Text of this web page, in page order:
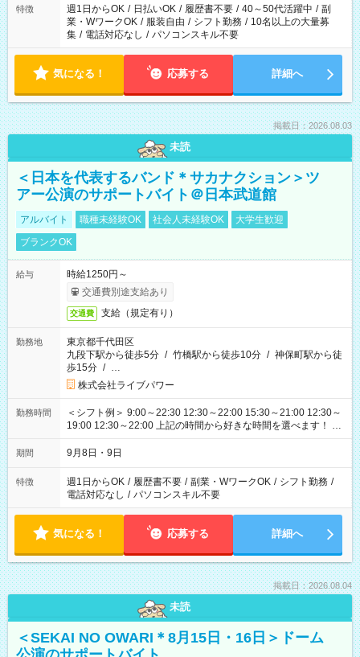
特徴 週1日からOK / 日払いOK / 履歴書不要 / 40～50代活躍中 / 副
業・WワークOK / 服装自由 / シフト勤務 / 10名以上の大量募
集 / 電話対応なし / パソコンスキル不要
気になる！ 応募する 詳細へ
掲載日：2026.08.03
未読
＜日本を代表するバンド＊サカナクション＞ツ
アー公演のサポートバイト＠日本武道館
アルバイト 職種未経験OK 社会人未経験OK
大学生歓迎
ブランクOK
給与
時給1250円～
交通費別途支給あり
交通費 支給（規定有り）
勤務地
東京都千代田区
九段下駅から徒歩5分 / 竹橋駅から徒歩10分 / 神保町駅から徒
歩15分 / …
株式会社ライブパワー
勤務時間
＜シフト例＞ 9:00～22:30 12:30～22:00 15:30～21:00 12:30～
19:00 12:30～22:00 上記の時間から好きな時間を選べます！ ※
時間は変更となる可能性があります
期間 9月8日・9日
特徴 週1日からOK / 履歴書不要 / 副業・WワークOK / シフト勤務 /
電話対応なし / パソコンスキル不要
気になる！ 応募する 詳細へ
掲載日：2026.08.04
未読
＜SEKAI NO OWARI＊8月15日・16日＞ドーム